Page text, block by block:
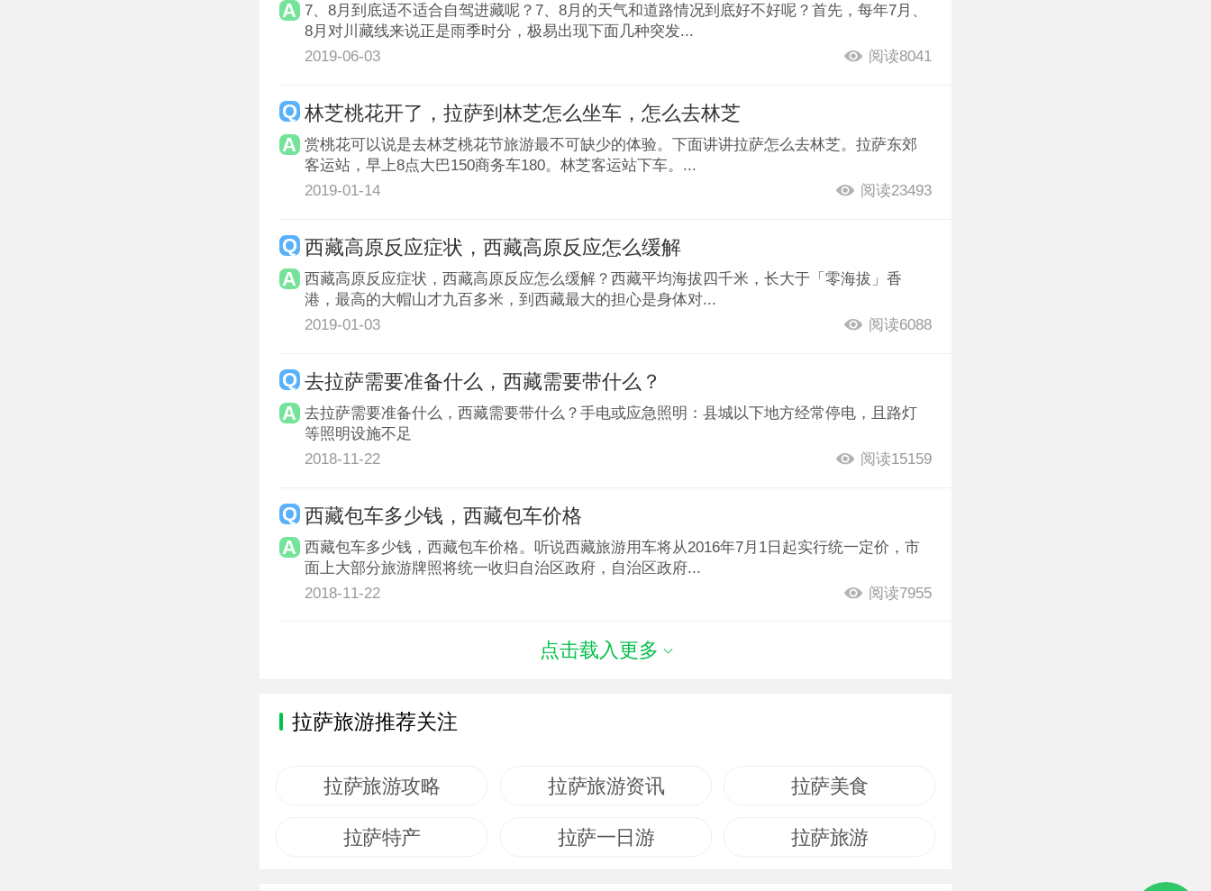
7、8月到底适不适合自驾进藏呢？7、8月的天气和道路情况到底好不好呢？首先，每年7月、
8月对川藏线来说正是雨季时分，极易出现下面几种突发...
2019-06-03
阅读8041
林芝桃花开了，拉萨到林芝怎么坐车，怎么去林芝
赏桃花可以说是去林芝桃花节旅游最不可缺少的体验。下面讲讲拉萨怎么去林芝。拉萨东郊
客运站，早上8点大巴150商务车180。林芝客运站下车。...
2019-01-14
阅读23493
西藏高原反应症状，西藏高原反应怎么缓解
西藏高原反应症状，西藏高原反应怎么缓解？西藏平均海拔四千米，长大于「零海拔」香
港，最高的大帽山才九百多米，到西藏最大的担心是身体对...
2019-01-03
阅读6088
去拉萨需要准备什么，西藏需要带什么？
去拉萨需要准备什么，西藏需要带什么？手电或应急照明：县城以下地方经常停电，且路灯
等照明设施不足
2018-11-22
阅读15159
西藏包车多少钱，西藏包车价格
西藏包车多少钱，西藏包车价格。听说西藏旅游用车将从2016年7月1日起实行统一定价，市
面上大部分旅游牌照将统一收归自治区政府，自治区政府...
2018-11-22
阅读7955
点击载入更多
拉萨旅游推荐关注
拉萨旅游攻略 拉萨旅游资讯 拉萨美食
拉萨特产 拉萨一日游 拉萨旅游